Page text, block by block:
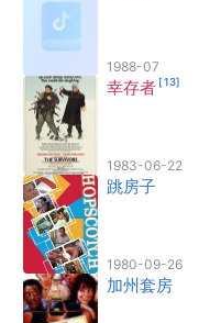
1988-07
幸存者 [13]
1983-06-22
跳房子
1980-09-26
加州套房